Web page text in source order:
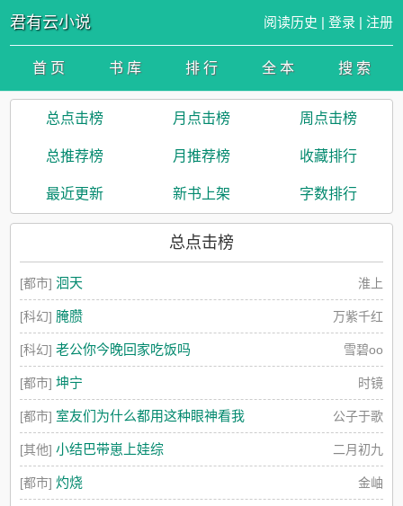
君有云小说 阅读历史 | 登录 | 注册
首 页 书 库 排 行 全 本 搜 索
总点击榜 月点击榜 周点击榜
总推荐榜 月推荐榜 收藏排行
最近更新 新书上架 字数排行
总点击榜
[都市]洄天 淮上
[科幻] 腌臜 万紫千红
[科幻]老公你今晚回家吃饭吗 雪碧oo
[都市]坤宁 时镜
[都市] 室友们为什么都用这种眼神看我 公子于歌
[其他]小结巴带崽上娃综 二月初九
[都市]灼烧 金岫